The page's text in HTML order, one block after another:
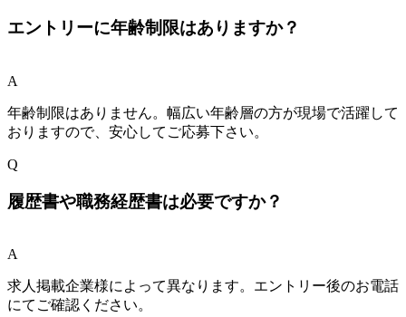
エントリーに年齢制限はありますか？
A
年齢制限はありません。幅広い年齢層の方が現場で活躍して
おりますので、安心してご応募下さい。
Q
履歴書や職務経歴書は必要ですか？
A
求人掲載企業様によって異なります。エントリー後のお電話
にてご確認ください。